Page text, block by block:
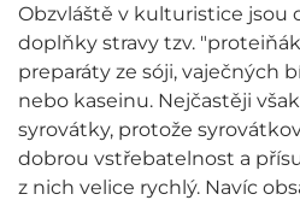
Obzvláště v kulturistice jsou
doplňky stravy tzv.
preparáty ze sóji, vaječných
nebo kaseinu. Nejčastěji
syrovátky, protože
dobrou vstřebatelnost a
z nich velice rychlý. Navíc